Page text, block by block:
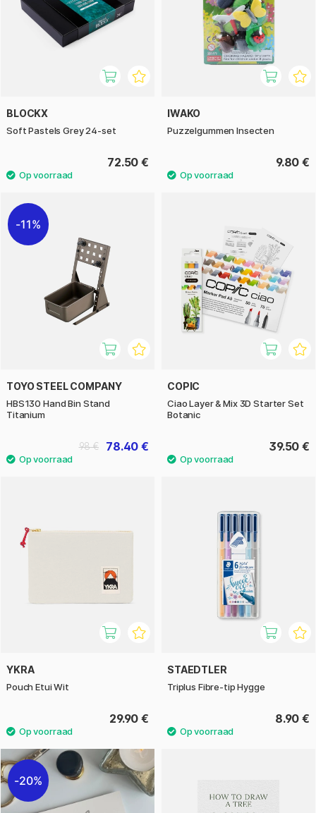
BLOCKX
Soft Pastels Grey 24-set
72.50 €
IWAKO
Puzzelgummen Insecten
9.80 €
11%
TOYO STEEL COMPANY
HBS130 Hand Bin Stand
Titanium
78.40 €
98 €
COPIC
Ciao Layer & Mix 3D Starter Set
Botanic
39.50 €
YKRA
Pouch Etui Wit
29.90 €
STAEDTLER
Triplus Fibre-tip Hygge
8.90 €
20%